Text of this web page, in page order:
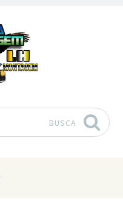
BUSCA